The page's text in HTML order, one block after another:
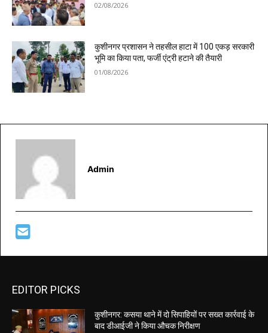
02/08/2026
कुशीनगर प्रशासन ने तहसील हाटा में 100 एकड़ सरकारी
भूमि का किया पता, फर्जी एंट्री हटाने की तैयारी
01/08/2026
Admin
EDITOR PICKS
कुशीनगर: कसया थाने में दो सिपाहियों पर सख्त कार्रवाई के
बाद डीआईजी ने किया औचक निरीक्षण